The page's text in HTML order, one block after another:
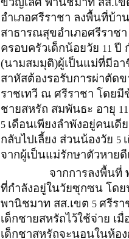
อำเภอศรีราชา ลงพื้นที่บ้า
สาธารณสุขอำเภอศรีราช
ครอบครัวเด็กน้อยวัย 11 ปี
(นามสมมุติ)ผู้เป็นแม่ที่มีอา
สาหัสต้องรอรับการผ่าตัด
ราชเทวี ณ ศรีราชา โดย
ชายสหรัถ สมพันธะ อายุ 11
5 เดือนเพียงลำพังอยู่คนเ
กลับไปเลี้ยง ส่วนน้องวัย 5
จากผู้เป็นแม่รักษาตัวหาย
จากการลงพื้นที่ พบเด็
ที่กำลังอยู่ในวัยซุกซน โด
พานิชมาท สส.เขต 5 ศรีรา
เด็กชายสหรัถไว้ใช้จ่าย เ
เด็กชาสหรัถจะนอนในห้อ